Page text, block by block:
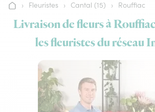
Accueil
› Fleuristes › Cantal (15) › Rouffiac
Livraison de fleurs à
les fleuristes du réseau